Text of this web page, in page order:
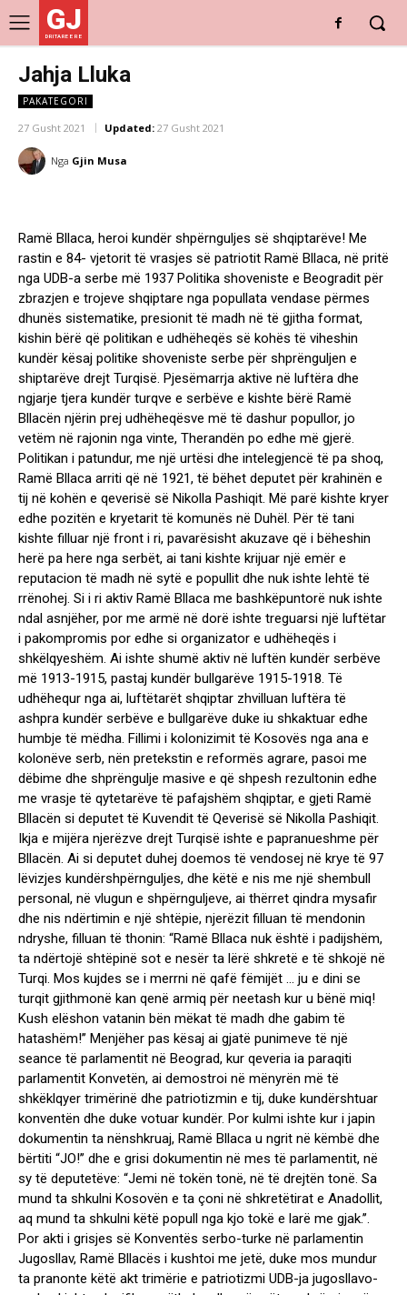
GJ
DRITARE E RE
Jahja Lluka
PAKATEGORI
27 Gusht 2021 Updated: 27 Gusht 2021
Nga Gjin Musa
Ramë Bllaca, heroi kundër shpërnguljes së shqiptarëve! Me
rastin e 84- vjetorit të vrasjes së patriotit Ramë Bllaca, në pritë
nga UDB-a serbe më 1937 Politika shoveniste e Beogradit për
zbrazjen e trojeve shqiptare nga popullata vendase përmes
dhunës sistematike, presionit të madh në të gjitha format,
kishin bërë që politikan e udhëheqës së kohës të viheshin
kundër kësaj politike shoveniste serbe për shprënguljen e
shiptarëve drejt Turqisë. Pjesëmarrja aktive në luftëra dhe
ngjarje tjera kundër turqve e serbëve e kishte bërë Ramë
Bllacën njërin prej udhëheqësve më të dashur popullor, jo
vetëm në rajonin nga vinte, Therandën po edhe më gjerë.
Politikan i patundur, me një urtësi dhe intelegjencë të pa shoq,
Ramë Bllaca arriti që në 1921, të bëhet deputet për krahinën e
tij në kohën e qeverisë së Nikolla Pashiqit. Më parë kishte kryer
edhe pozitën e kryetarit të komunës në Duhël. Për të tani
kishte filluar një front i ri, pavarësisht akuzave që i bëheshin
herë pa here nga serbët, ai tani kishte krijuar një emër e
reputacion të madh në sytë e popullit dhe nuk ishte lehtë të
rrënohej. Si i ri aktiv Ramë Bllaca me bashkëpuntorë nuk ishte
ndal asnjëher, por me armë në dorë ishte treguarsi një luftëtar
i pakompromis por edhe si organizator e udhëheqës i
shkëlqyeshëm. Ai ishte shumë aktiv në luftën kundër serbëve
më 1913-1915, pastaj kundër bullgarëve 1915-1918. Të
udhëhequr nga ai, luftëtarët shqiptar zhvilluan luftëra të
ashpra kundër serbëve e bullgarëve duke iu shkaktuar edhe
humbje të mëdha. Fillimi i kolonizimit të Kosovës nga ana e
kolonëve serb, nën pretekstin e reformës agrare, pasoi me
dëbime dhe shprëngulje masive e që shpesh rezultonin edhe
me vrasje të qytetarëve të pafajshëm shqiptar, e gjeti Ramë
Bllacën si deputet të Kuvendit të Qeverisë së Nikolla Pashiqit.
Ikja e mijëra njerëzve drejt Turqisë ishte e papranueshme për
Bllacën. Ai si deputet duhej doemos të vendosej në krye të 97
lëvizjes kundërshpërnguljes, dhe këtë e nis me një shembull
personal, në vlugun e shpërnguljeve, ai thërret qindra mysafir
dhe nis ndërtimin e një shtëpie, njerëzit filluan të mendonin
ndryshe, filluan të thonin: “Ramë Bllaca nuk është i padijshëm,
ta ndërtojë shtëpinë sot e nesër ta lërë shkretë e të shkojë në
Turqi. Mos kujdes se i merrni në qafë fëmijët … ju e dini se
turqit gjithmonë kan qenë armiq për neetash kur u bënë miq!
Kush elëshon vatanin bën mëkat të madh dhe gabim të
hatashëm!’’ Menjëher pas kësaj ai gjatë punimeve të një
seance të parlamentit në Beograd, kur qeveria ia paraqiti
parlamentit Konvetën, ai demostroi në mënyrën më të
shkëklqyer trimërinë dhe patriotizmin e tij, duke kundërshtuar
konventën dhe duke votuar kundër. Por kulmi ishte kur i japin
dokumentin ta nënshkruaj, Ramë Bllaca u ngrit në këmbë dhe
bërtiti “JO!’’ dhe e grisi dokumentin në mes të parlamentit, në
sy të deputetëve: “Jemi në tokën tonë, në të drejtën tonë. Sa
mund ta shkulni Kosovën e ta çoni në shkretëtirat e Anadollit,
aq mund ta shkulni këtë popull nga kjo tokë e larë me gjak.’’.
Por akti i grisjes së Konventës serbo-turke në parlamentin
Jugosllav, Ramë Bllacës i kushtoi me jetë, duke mos mundur
ta pranonte këtë akt trimërie e patriotizmi UDB-ja jugosllavo-